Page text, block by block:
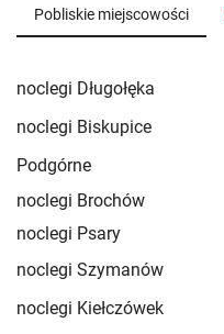
Pobliskie miejscowości
noclegi Długołęka
noclegi Biskupice
Podgórne
noclegi Brochów
noclegi Psary
noclegi Szymanów
noclegi Kiełczówek